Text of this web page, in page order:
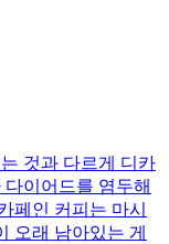
것과 다르게 디카
이어드를 염두해
페인 커피는 마시
오래 남아있는 게